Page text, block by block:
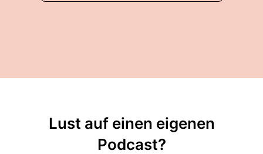
Lust auf einen eigenen
Podcast?